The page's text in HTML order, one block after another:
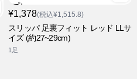
¥1,378(税込¥1,515.8)
スリッパ 足裏フィット レッド LLサ
イズ (約27~29cm)
1足